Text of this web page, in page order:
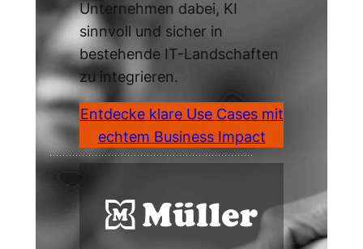
Unternehmen dabei, KI
sinnvoll und sicher in
bestehende IT-Landschaften
zu integrieren.
Entdecke klare Use Cases mit
echtem Business Impact